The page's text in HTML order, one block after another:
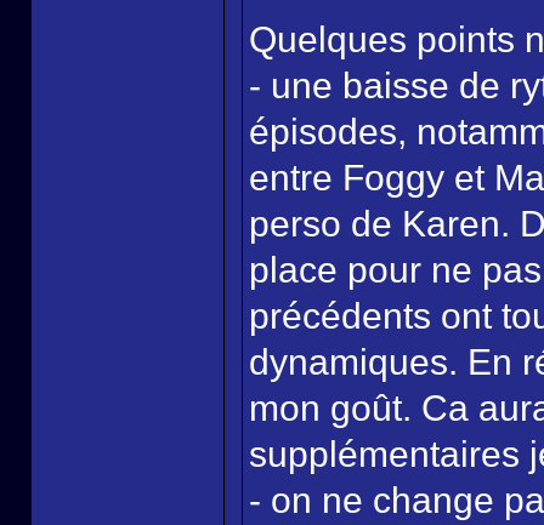
Quelques points
- une baisse de
épisodes,
entre Foggy et
perso de Karen.
place pour ne
précédents ont
dynamiques. En
mon goût. Ca
supplémentaires
- on ne change